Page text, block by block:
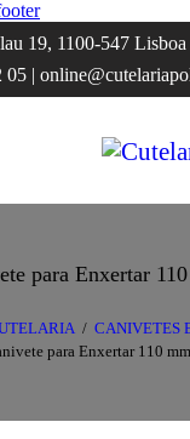
19, 1100-547 Lisboa
05 |
para Enxertar
CANIVETES
para Enxertar 110 mm